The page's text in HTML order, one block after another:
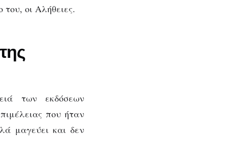
του, οι Αλήθειες.
των εκδόσεων
που ήταν
μαγεύει και δεν